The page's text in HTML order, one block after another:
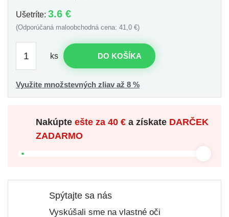
Ušetríte: 3.6 €
(Odporúčaná maloobchodná cena: 41,0 €)
ks DO KOŠÍKA
Využite množstevných zliav až 8 %
Nakúpte ešte za40 €a získate DARČEK
ZADARMO
Spýtajte sa nás
Vyskúšali sme na vlastné oči